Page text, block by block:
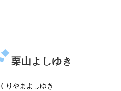
栗山よしゆき
くりやまよしゆき